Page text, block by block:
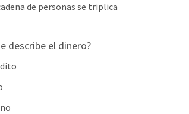
de personas se triplica
describe el dinero?